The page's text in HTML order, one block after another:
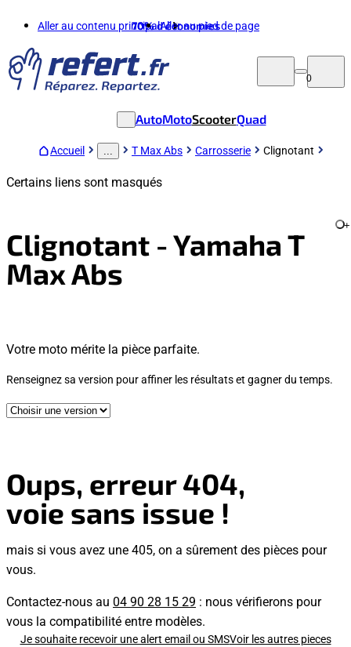
Aller au contenu principalAller au pied de page
70%d'économies
0
AutoMotoScooterQuad
Accueil T Max Abs Carrosserie Clignotant
Certains liens sont masqués
Clignotant - Yamaha T
Max Abs
+
Votre moto mérite la pièce parfaite.
Renseignez sa version pour affiner les résultats et gagner du temps.
Oups, erreur 404,
voie sans issue !
mais si vous avez une 405, on a sûrement des pièces pour
vous.
Contactez-nous au 04 90 28 15 29 : nous vérifierons pour
vous la compatibilité entre modèles.
Je souhaite recevoir une alert email ou SMSVoir les autres pieces